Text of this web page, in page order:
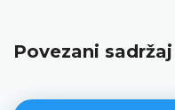
Povezani sadržaj